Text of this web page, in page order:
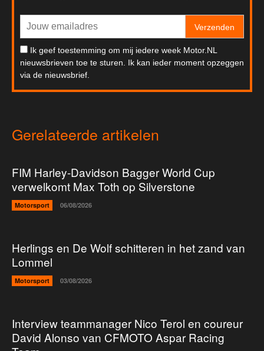
Verzenden
Ik geef toestemming om mij iedere week Motor.NL
nieuwsbrieven toe te sturen. Ik kan ieder moment opzeggen
via de nieuwsbrief.
Gerelateerde artikelen
FIM Harley-Davidson Bagger World Cup
verwelkomt Max Toth op Silverstone
Motorsport 06/08/2026
Herlings en De Wolf schitteren in het zand van
Lommel
Motorsport 03/08/2026
Interview teammanager Nico Terol en coureur
David Alonso van CFMOTO Aspar Racing